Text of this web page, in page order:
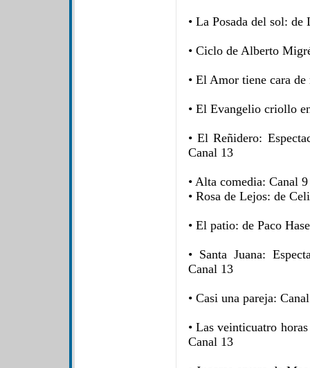
• La Posada del sol:
• Ciclo de Alberto
• El Amor tiene cara
• El Evangelio criollo
• El Reñidero:
Canal 13
• Alta comedia: Canal 9
• Rosa de Lejos: de
• El patio: de Paco
• Santa Juana:
Canal 13
• Casi una pareja:
• Las veinticuatro
Canal 13